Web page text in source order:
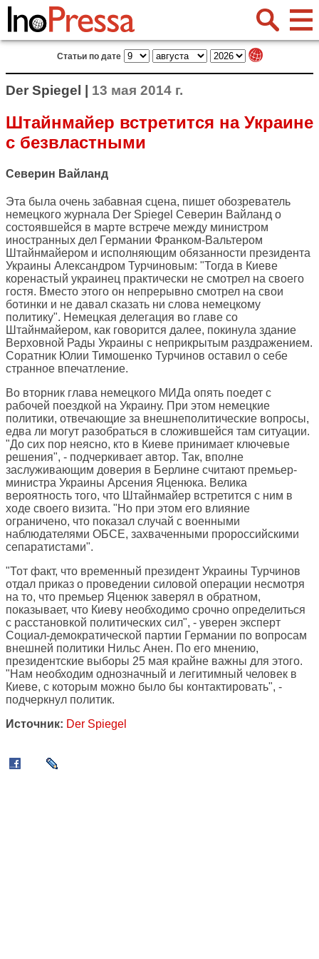
Статьи по дате
Der Spiegel | 13 мая 2014 г.
Штайнмайер встретится на Украине
с безвластными
Северин Вайланд
Эта была очень забавная сцена, пишет обозреватель
немецкого журнала Der Spiegel Северин Вайланд о
состоявшейся в марте встрече между министром
иностранных дел Германии Франком-Вальтером
Штайнмайером и исполняющим обязанности президента
Украины Александром Турчиновым: "Тогда в Киеве
коренастый украинец практически не смотрел на своего
гостя. Вместо этого он непрерывно смотрел на свои
ботинки и не давал сказать ни слова немецкому
политику". Немецкая делегация во главе со
Штайнмайером, как говорится далее, покинула здание
Верховной Рады Украины с неприкрытым раздражением.
Соратник Юлии Тимошенко Турчинов оставил о себе
странное впечатление.
Во вторник глава немецкого МИДа опять поедет с
рабочей поездкой на Украину. При этом немецкие
политики, отвечающие за внешнеполитические вопросы,
едва ли могут разобраться в сложившейся там ситуации.
"До сих пор неясно, кто в Киеве принимает ключевые
решения", - подчеркивает автор. Так, вполне
заслуживающим доверия в Берлине считают премьер-
министра Украины Арсения Яценюка. Велика
вероятность того, что Штайнмайер встретится с ним в
ходе своего визита. "Но при этом его влияние
ограничено, что показал случай с военными
наблюдателями ОБСЕ, захваченными пророссийскими
сепаратистами".
"Тот факт, что временный президент Украины Турчинов
отдал приказ о проведении силовой операции несмотря
на то, что премьер Яценюк заверял в обратном,
показывает, что Киеву необходимо срочно определиться
с расстановкой политических сил", - уверен эксперт
Социал-демократической партии Германии по вопросам
внешней политики Нильс Анен. По его мнению,
президентские выборы 25 мая крайне важны для этого.
"Нам необходим однозначный и легитимный человек в
Киеве, с которым можно было бы контактировать", -
подчеркнул политик.
Источник: Der Spiegel